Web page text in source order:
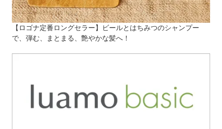
【ロゴナ定番ロングセラー】ビールとはちみつのシャンプー
で、弾む、まとまる、艶やかな髪へ！